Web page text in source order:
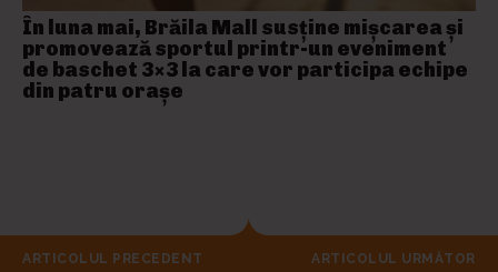
În luna mai, Brăila Mall susține mişcarea și
promovează sportul printr-un eveniment
de baschet 3×3 la care vor participa echipe
din patru orașe
ARTICOLUL PRECEDENT ARTICOLUL URMĂTOR